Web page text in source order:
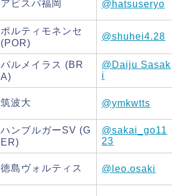
アビスパ福岡 @hatsuseryo
ポルティモネンセ
(POR)
@shuhei4.28
パルメイラス (BR
A)
@Daiju Sasak
i
筑波大 @ymkwtts
ハンブルガーSV (G
ER)
@sakai_go11
23
徳島ヴォルティス @leo.osaki